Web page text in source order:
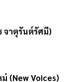
จาตุรันต์รัศมี)
(New Voices)